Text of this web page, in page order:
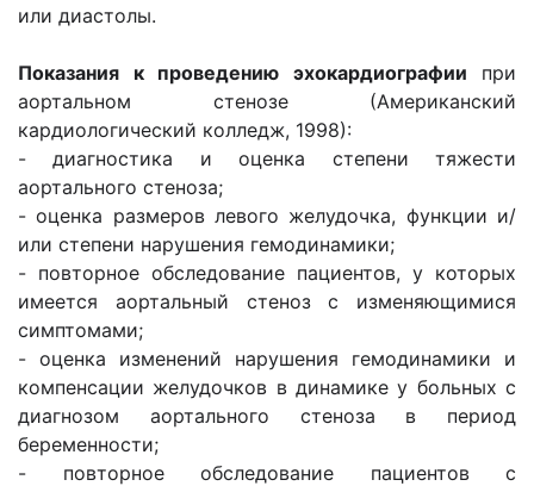
или диа­столы.
Показания к проведению эхокардиографии при
аортальном стенозе (Американский
кардиологический колледж, 1998):
- диагностика и оценка степени тяжести
аортального стеноза;
- оценка размеров левого желудочка, функции и/
или степени нарушения гемодинамики;
- повторное обследование пациентов, у которых
имеется аорталь­ный стеноз с изменяющимися
симптомами;
- оценка изменений нарушения гемодинамики и
компенсации желудочков в динамике у больных с
диагнозом аортального стеноза в период
беременности;
- повторное обследование пациентов с